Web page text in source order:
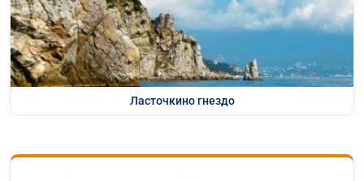
Ласточкино гнездо